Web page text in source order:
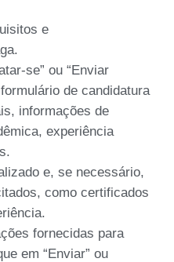
e
se” ou “Enviar
de candidatura
informações de
experiência
e, se necessário,
como certificados
fornecidas para
em “Enviar” ou